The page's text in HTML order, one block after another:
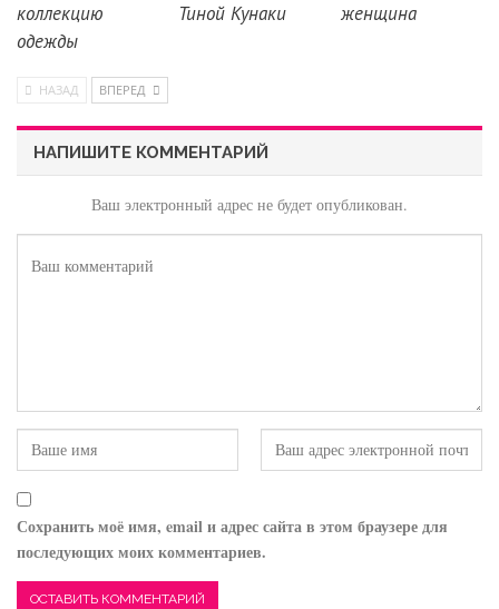
коллекцию
одежды
Тиной Кунаки
женщина
НАЗАД ВПЕРЕД
НАПИШИТЕ КОММЕНТАРИЙ
Ваш электронный адрес не будет опубликован.
Сохранить моё имя, email и адрес сайта в этом браузере для
последующих моих комментариев.